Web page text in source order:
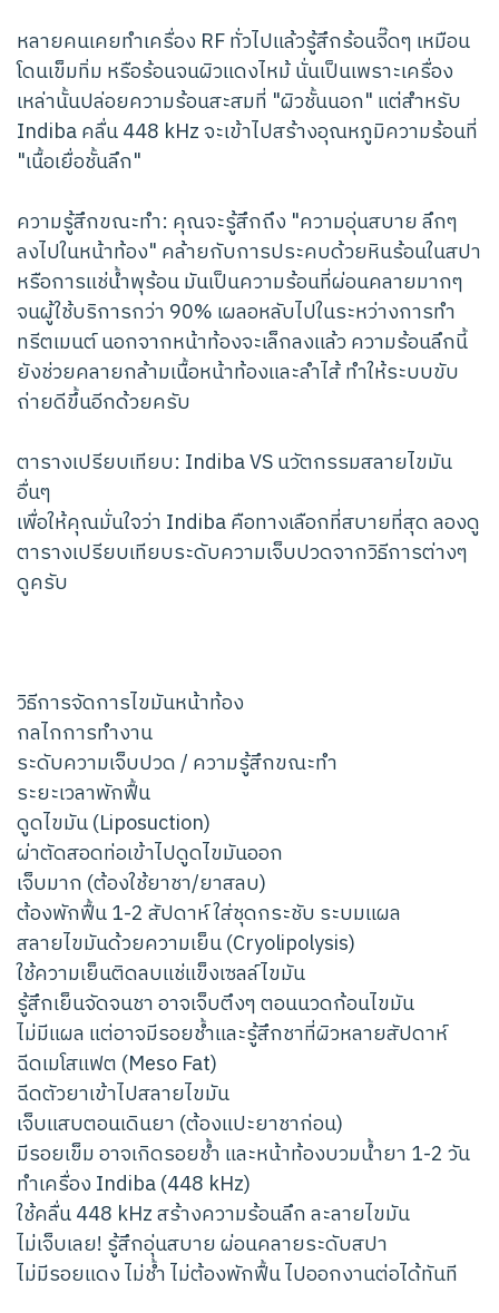
หลายคนเคยทำเครื่อง RF ทั่วไปแล้วรู้สึกร้อนจี๊ดๆ เหมือน
โดนเข็มทิ่ม หรือร้อนจนผิวแดงไหม้ นั่นเป็นเพราะเครื่อง
เหล่านั้นปล่อยความร้อนสะสมที่ "ผิวชั้นนอก" แต่สำหรับ
Indiba คลื่น 448 kHz จะเข้าไปสร้างอุณหภูมิความร้อนที่
"เนื้อเยื่อชั้นลึก"
ความรู้สึกขณะทำ: คุณจะรู้สึกถึง "ความอุ่นสบาย ลึกๆ
ลงไปในหน้าท้อง" คล้ายกับการประคบด้วยหินร้อนในสปา
หรือการแช่น้ำพุร้อน มันเป็นความร้อนที่ผ่อนคลายมากๆ
จนผู้ใช้บริการกว่า 90% เผลอหลับไปในระหว่างการทำ
ทรีตเมนต์ นอกจากหน้าท้องจะเล็กลงแล้ว ความร้อนลึกนี้
ยังช่วยคลายกล้ามเนื้อหน้าท้องและลำไส้ ทำให้ระบบขับ
ถ่ายดีขึ้นอีกด้วยครับ
ตารางเปรียบเทียบ: Indiba VS นวัตกรรมสลายไขมัน
อื่นๆ
เพื่อให้คุณมั่นใจว่า Indiba คือทางเลือกที่สบายที่สุด ลองดู
ตารางเปรียบเทียบระดับความเจ็บปวดจากวิธีการต่างๆ
ดูครับ
วิธีการจัดการไขมันหน้าท้อง
กลไกการทำงาน
ระดับความเจ็บปวด / ความรู้สึกขณะทำ
ระยะเวลาพักฟื้น
ดูดไขมัน (Liposuction)
ผ่าตัดสอดท่อเข้าไปดูดไขมันออก
เจ็บมาก (ต้องใช้ยาชา/ยาสลบ)
ต้องพักฟื้น 1-2 สัปดาห์ ใส่ชุดกระชับ ระบมแผล
สลายไขมันด้วยความเย็น (Cryolipolysis)
ใช้ความเย็นติดลบแช่แข็งเซลล์ไขมัน
รู้สึกเย็นจัดจนชา อาจเจ็บตึงๆ ตอนนวดก้อนไขมัน
ไม่มีแผล แต่อาจมีรอยช้ำและรู้สึกชาที่ผิวหลายสัปดาห์
ฉีดเมโสแฟต (Meso Fat)
ฉีดตัวยาเข้าไปสลายไขมัน
เจ็บแสบตอนเดินยา (ต้องแปะยาชาก่อน)
มีรอยเข็ม อาจเกิดรอยช้ำ และหน้าท้องบวมน้ำยา 1-2 วัน
ทำเครื่อง Indiba (448 kHz)
ใช้คลื่น 448 kHz สร้างความร้อนลึก ละลายไขมัน
ไม่เจ็บเลย! รู้สึกอุ่นสบาย ผ่อนคลายระดับสปา
ไม่มีรอยแดง ไม่ช้ำ ไม่ต้องพักฟื้น ไปออกงานต่อได้ทันที